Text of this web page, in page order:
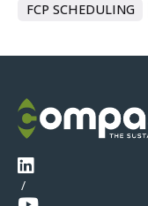
FCP SCHEDULING
/